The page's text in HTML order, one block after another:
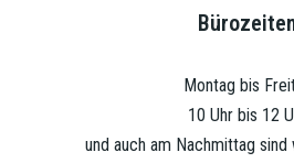
Montag bis
10 Uhr bis 12
und auch am Nachmittag